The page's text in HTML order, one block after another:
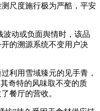
尺度施行极为严酷，平安
动或负面舆情时，该品
的溯源系统不变用户决
用雪域臻元的见手青，
奇特的风味取不变的质
餐厅的营收。